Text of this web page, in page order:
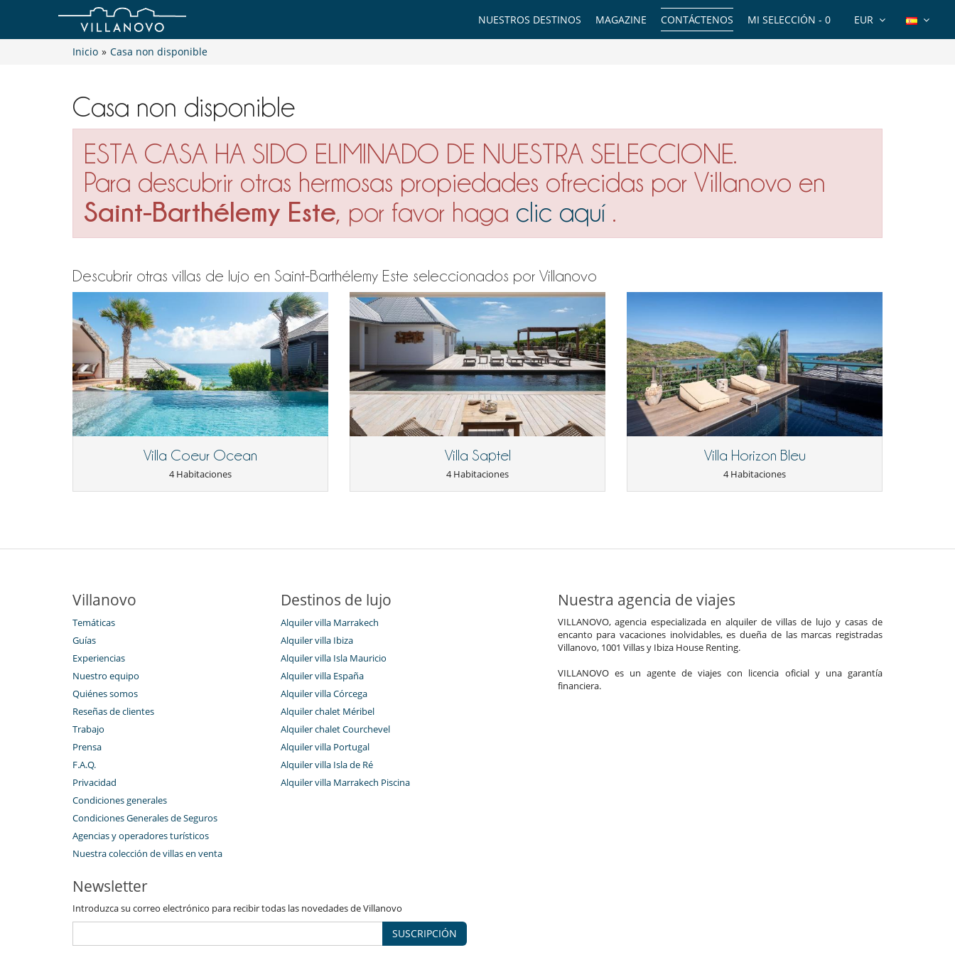
EUR
MI SELECCIÓN - 0
CONTÁCTENOS
MAGAZINE
NUESTROS DESTINOS
Inicio » Casa non disponible
Casa non disponible
ESTA CASA HA SIDO ELIMINADO DE NUESTRA SELECCIONE.
Para descubrir otras hermosas propiedades ofrecidas por Villanovo en
Saint-Barthélemy Este, por favor haga clic aquí.
Descubrir otras villas de lujo en Saint-Barthélemy Este seleccionados por Villanovo
Villa Coeur Ocean
4 Habitaciones
Villa Saptel
4 Habitaciones
Villa Horizon Bleu
4 Habitaciones
Villanovo
Temáticas
Guías
Experiencias
Nuestro equipo
Quiénes somos
Reseñas de clientes
Trabajo
Prensa
F.A.Q.
Privacidad
Condiciones generales
Condiciones Generales de Seguros
Agencias y operadores turísticos
Nuestra colección de villas en venta
Destinos de lujo
Alquiler villa Marrakech
Alquiler villa Ibiza
Alquiler villa Isla Mauricio
Alquiler villa España
Alquiler villa Córcega
Alquiler chalet Méribel
Alquiler chalet Courchevel
Alquiler villa Portugal
Alquiler villa Isla de Ré
Alquiler villa Marrakech Piscina
Nuestra agencia de viajes
VILLANOVO, agencia especializada en alquiler de villas de lujo y casas de
encanto para vacaciones inolvidables, es dueña de las marcas registradas
Villanovo, 1001 Villas y Ibiza House Renting.
VILLANOVO es un agente de viajes con licencia oficial y una garantía
financiera.
Newsletter
Introduzca su correo electrónico para recibir todas las novedades de Villanovo
SUSCRIPCIÓN